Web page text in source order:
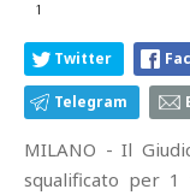
1
Twitter
Telegram
MILANO - Il
squalificato per 1